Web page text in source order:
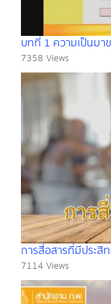
บทที่ 1 ความเป็นม
7358 Views
การสื่อสารที่มีประสิ
7114 Views